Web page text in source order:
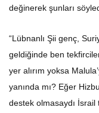
değinerek şunları
“Lübnanlı Şii genç,
geldiğinde ben
yer alırım yoksa
yanında mı? Eğer
destek olmasaydı İsrail